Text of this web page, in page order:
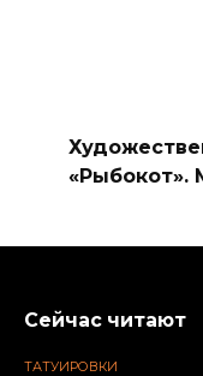
«Рыбокот».
Сейчас читают
ТАТУИРОВКИ